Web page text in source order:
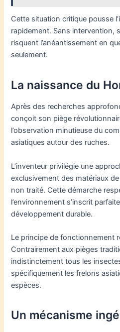
Cette situation critique pousse
rapidement. Sans intervention,
risquent l’anéantissement en
seulement.
La naissance du
Après des recherches
conçoit son piège
l’observation minutieuse du
asiatiques autour des ruches.
L’inventeur privilégie une
exclusivement des matériaux
non traité. Cette démarche
l’environnement s’inscrit
développement durable.
Le principe de fonctionnement
Contrairement aux pièges
indistinctement tous les
spécifiquement les frelons
espèces.
Un mécanisme